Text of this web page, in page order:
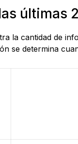
últimas
la cantidad de
se determina